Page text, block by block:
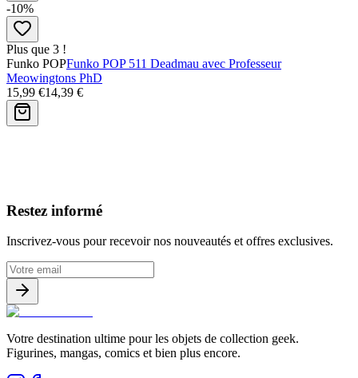
-10%
Plus que 3 !
Funko POPFunko POP 511 Deadmau avec Professeur
Meowingtons PhD
15,99 €14,39 €
Restez informé
Inscrivez-vous pour recevoir nos nouveautés et offres exclusives.
Votre destination ultime pour les objets de collection geek.
Figurines, mangas, comics et bien plus encore.